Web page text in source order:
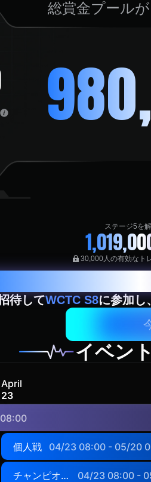
総賞金プール
ステージ5を
30,000人の有効なト
待してWCTC S8に参加し
イベン
April
23
個人戦 04/23 08:00 - 05/20
チャンピオンズ 04/23 08:00 -